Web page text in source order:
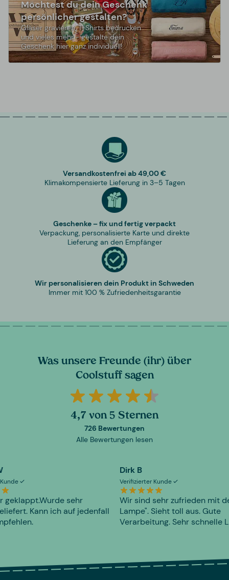
Möchtest du dein Geschenk
persönlicher gestalten?
Gläser gravieren, T-Shirts bedrucken
und vieles mehr - gestalte dein
Geschenk hier ganz individuell!
Versandkostenfrei ab 49,00 €
Klimakompensierte Lieferung in 3–5 Tagen
Geschenke – fix und fertig verpackt
Verpackung, personalisierte Karte und direkte
Lieferung an den Empfänger
Wir personalisieren dein Produkt in Schweden
Immer mit 100 % Zufriedenheitsgarantie
Was unsere Freunde (ihr) über
Coolstuff sagen
4,7 von 5 Sternen
726 Bewertungen
Alle Bewertungen lesen
geklappt.Wurde sehr
Kann ich auf jedenfall
Dirk B
Verifizierter Kunde
Wir sind sehr zufrieden mit
Lampe". Sieht toll aus. Gute
Verarbeitung. Sehr schnelle